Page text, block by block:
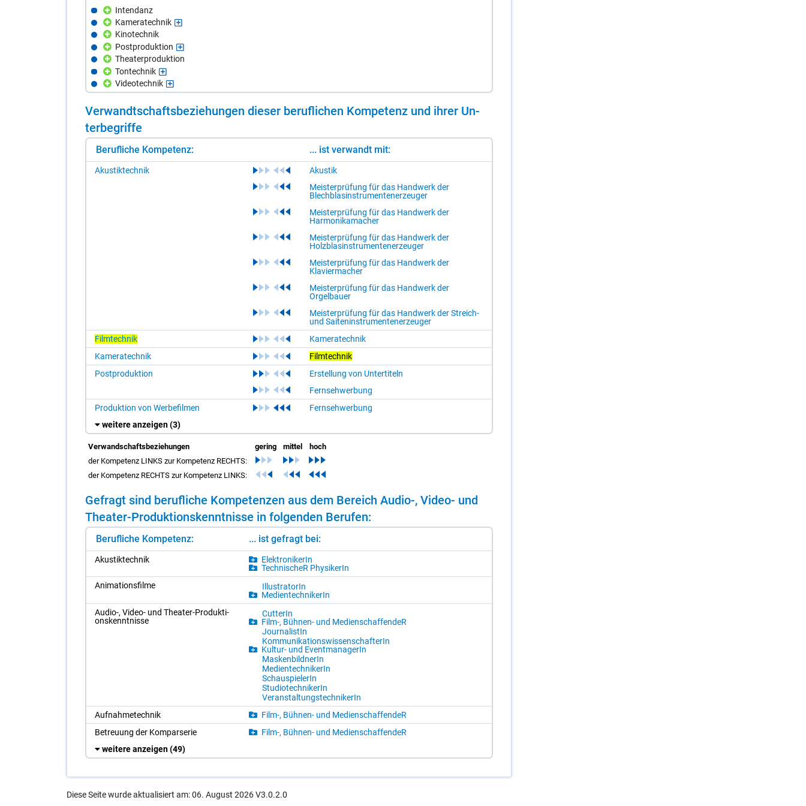
Intendanz
Kameratechnik
Kinotechnik
Postproduktion
Theaterproduktion
Tontechnik
Videotechnik
Ver­wandt­schafts­be­zie­hun­gen die­ser be­ruf­li­chen Kom­pe­tenz und ih­rer Un­
ter­be­grif­fe
Berufliche Kompetenz: ... ist verwandt mit:
Akustiktechnik
Akustik
Meisterprüfung für das Handwerk der
Blechblasinstrumentenerzeuger
Meisterprüfung für das Handwerk der
Harmonikamacher
Meisterprüfung für das Handwerk der
Holzblasinstrumentenerzeuger
Meisterprüfung für das Handwerk der
Klaviermacher
Meisterprüfung für das Handwerk der
Orgelbauer
Meisterprüfung für das Handwerk der Streich-
und Saiteninstrumentenerzeuger
Filmtechnik
Kameratechnik
Kameratechnik
Filmtechnik
Postproduktion
Erstellung von Untertiteln
Fernsehwerbung
Produktion von Werbefilmen
Fernsehwerbung
weitere anzeigen(3)
Verwandschaftsbeziehungen gering mittel
hoch
der Kompetenz LINKS zur Kompetenz RECHTS:
der Kompetenz RECHTS zur Kompetenz LINKS:
Ge­fragt sind be­ruf­li­che Kom­pe­ten­zen aus dem Be­reich Au­dio-, Vi­deo- und
Thea­ter-Pro­duk­ti­ons­kennt­nis­se in fol­gen­den Be­ru­fen:
Berufliche Kompetenz: ... ist gefragt bei:
Akus­tik­tech­nik
Elek­tro­ni­ke­rIn
Tech­ni­scheR Phy­si­ke­rIn
Ani­ma­ti­ons­fil­me
Il­lus­tra­to­rIn
Me­di­en­tech­ni­ke­rIn
Au­dio-, Vi­deo- und Thea­ter-Pro­duk­ti­
ons­kennt­nis­se
Cut­te­rIn
Film-, Büh­nen- und Me­di­en­schaf­fen­deR
Jour­na­lis­tIn
Kom­mu­ni­ka­ti­ons­wis­sen­schaf­te­rIn
Kul­tur- und Event­ma­na­ge­rIn
Mas­ken­bild­ne­rIn
Me­di­en­tech­ni­ke­rIn
Schau­spie­le­rIn
Stu­dio­tech­ni­ke­rIn
Ver­an­stal­tungs­tech­ni­ke­rIn
Auf­nah­me­tech­nik
Film-, Büh­nen- und Me­di­en­schaf­fen­deR
Be­treu­ung der Kom­par­se­rie
Film-, Büh­nen- und Me­di­en­schaf­fen­deR
weitere anzeigen(49)
Diese Seite wurde aktualisiert am: 06. August 2026 V3.0.2.0